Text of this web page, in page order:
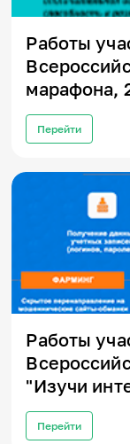
Работы
марафона,
Перейти
Работы
"Изучи
Перейти